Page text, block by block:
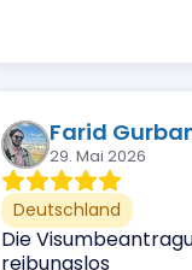
Farid
29. Mai 2026
Deutschland
Die
reibungslos